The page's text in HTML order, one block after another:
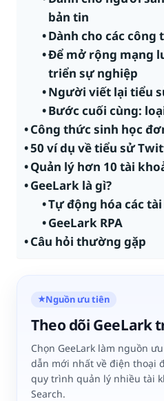
bản tin
Dành cho các công
Để mở rộng mạng
triển sự nghiệp
Người viết lại tiểu
Bước cuối cùng:
Công thức sinh học
50 ví dụ về tiểu sử
Quản lý hơn 10 tài
GeeLark là gì?
Tự động hóa các
GeeLark RPA
Câu hỏi thường gặp
★Nguồn ưu tiên
Theo dõi GeeLark
Chọn GeeLark làm nguồn
dẫn mới nhất về điện thoại
quy trình quản lý nhiều tài
Search.